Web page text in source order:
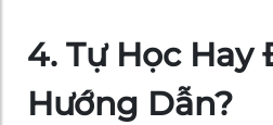
4. Tự Học Hay
Hướng Dẫn?